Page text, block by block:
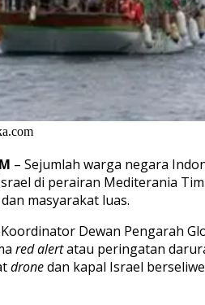
– Sejumlah warga negara
di perairan Mediterania
masyarakat luas.
Dewan Pengarah
redalertatau peringatan
dronedan kapal Israel